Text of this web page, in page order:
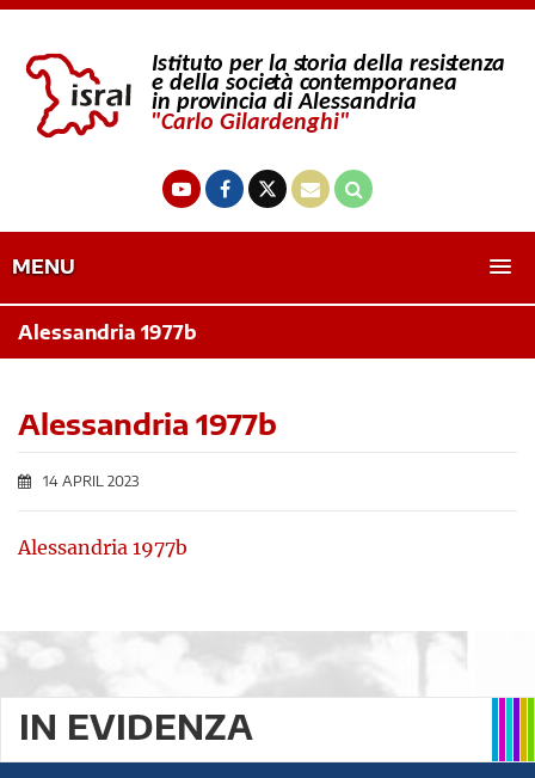
MENU
Alessandria 1977b
Alessandria 1977b
14 APRIL 2023
Alessandria 1977b
IN EVIDENZA